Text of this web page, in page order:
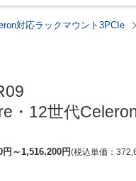
対応ラックマウント3PCIe
・12世代
円 ～1,516,200円 税込単価